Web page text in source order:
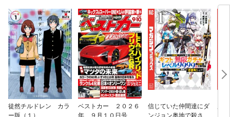
徒然チルドレン カラ
ベストカー ２０２６
信じていた仲間達にダ